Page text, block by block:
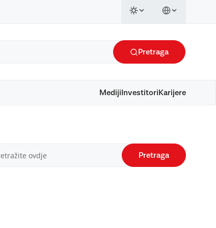
Pretraga
Mediji Investitori Karijere
Pretraga